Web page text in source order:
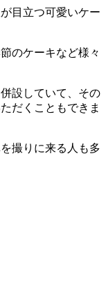
目立つ可愛いケー
のケーキなど様々
設していて、その
だくこともできま
撮りに来る人も多